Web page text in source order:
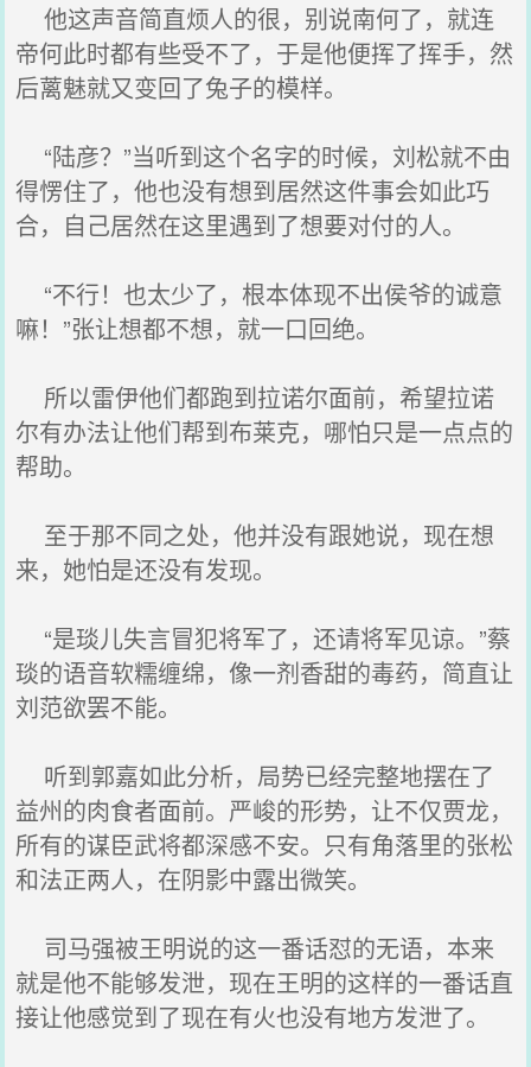
他这声音简直烦人的很，别说南何了，就连
帝何此时都有些受不了，于是他便挥了挥手，然
后蓠魅就又变回了兔子的模样。
“陆彦？”当听到这个名字的时候，刘松就不由
得愣住了，他也没有想到居然这件事会如此巧
合，自己居然在这里遇到了想要对付的人。
“不行！也太少了，根本体现不出侯爷的诚意
嘛！”张让想都不想，就一口回绝。
所以雷伊他们都跑到拉诺尔面前，希望拉诺
尔有办法让他们帮到布莱克，哪怕只是一点点的
帮助。
至于那不同之处，他并没有跟她说，现在想
来，她怕是还没有发现。
“是琰儿失言冒犯将军了，还请将军见谅。”蔡
琰的语音软糯缠绵，像一剂香甜的毒药，简直让
刘范欲罢不能。
听到郭嘉如此分析，局势已经完整地摆在了
益州的肉食者面前。严峻的形势，让不仅贾龙，
所有的谋臣武将都深感不安。只有角落里的张松
和法正两人，在阴影中露出微笑。
司马强被王明说的这一番话怼的无语，本来
就是他不能够发泄，现在王明的这样的一番话直
接让他感觉到了现在有火也没有地方发泄了。